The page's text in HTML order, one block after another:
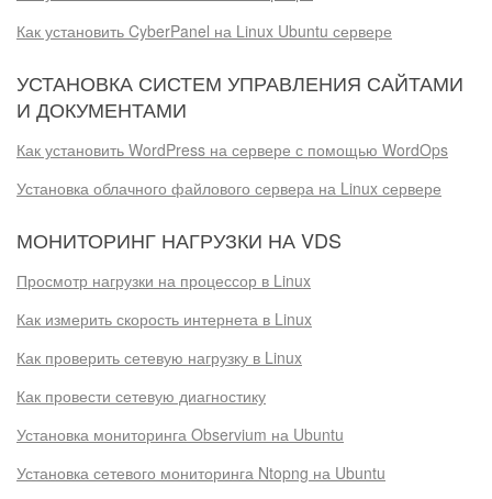
Как установить CyberPanel на Linux Ubuntu сервере
УСТАНОВКА СИСТЕМ УПРАВЛЕНИЯ САЙТАМИ
И ДОКУМЕНТАМИ
Как установить WordPress на сервере с помощью WordOps
Установка облачного файлового сервера на Linux сервере
МОНИТОРИНГ НАГРУЗКИ НА VDS
Просмотр нагрузки на процессор в Linux
Как измерить скорость интернета в Linux
Как проверить сетевую нагрузку в Linux
Как провести сетевую диагностику
Установка мониторинга Observium на Ubuntu
Установка сетевого мониторинга Ntopng на Ubuntu